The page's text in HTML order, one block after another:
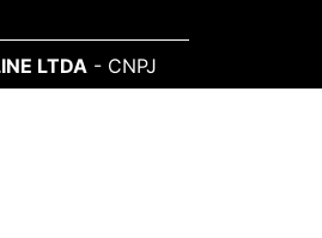
LTDA- CNPJ
- 98700-220